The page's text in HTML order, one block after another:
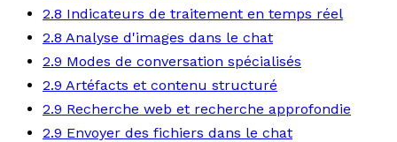
2.8 Indicateurs de traitement en temps réel
2.8 Analyse d'images dans le chat
2.9 Modes de conversation spécialisés
2.9 Artéfacts et contenu structuré
2.9 Recherche web et recherche approfondie
2.9 Envoyer des fichiers dans le chat